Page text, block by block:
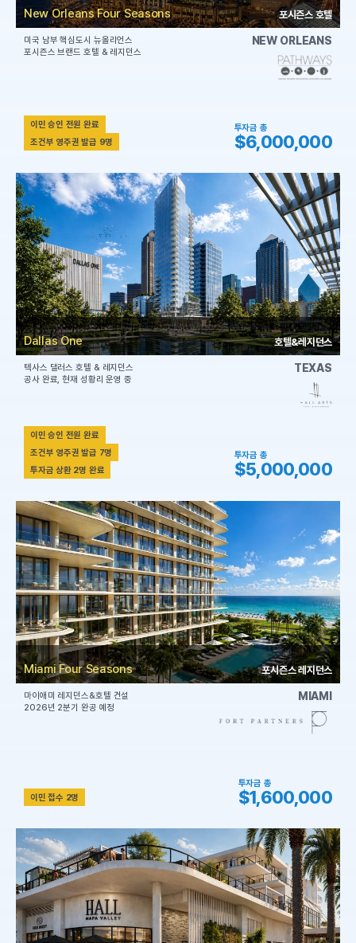
New Orleans Four Seasons 포시즌스 호텔
미국 남부 핵심도시 뉴올리언스
포시즌스 브랜드 호텔 & 레지던스
이민 승인 전원 완료
조건부 영주권 발급 9명
NEW ORLEANS
투자금 총
$6,000,000
Dallas One 호텔&레지던스
텍사스 댈러스 호텔 & 레지던스
공사 완료, 현재 성황리 운영 중
이민 승인 전원 완료
조건부 영주권 발급 7명
투자금 상환 2명 완료
TEXAS
투자금 총
$5,000,000
Miami Four Seasons 포시즌스 레지던스
마이애미 레지던스&호텔 건설
2026년 2분기 완공 예정
이민 접수 2명
MIAMI
투자금 총
$1,600,000